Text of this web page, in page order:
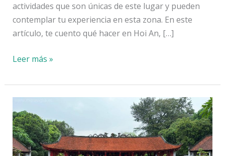
actividades que son únicas de este lugar y pueden
contemplar tu experiencia en esta zona. En este
artículo, te cuento qué hacer en Hoi An, […]
Qué
en
Hoi
An:
planes
especiales
Leer más »